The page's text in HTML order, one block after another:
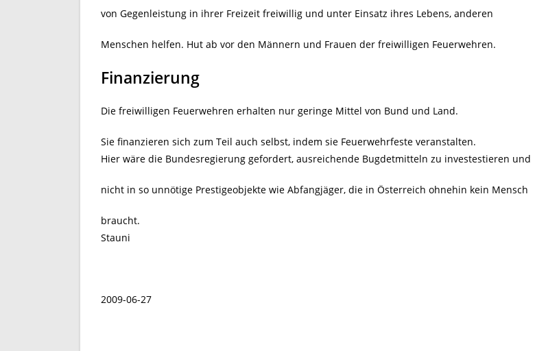
von Gegenleistung in ihrer Freizeit freiwillig und unter Einsatz ihres Lebens, anderen
Menschen helfen. Hut ab vor den Männern und Frauen der freiwilligen Feuerwehren.
Finanzierung
Die freiwilligen Feuerwehren erhalten nur geringe Mittel von Bund und Land.
Sie finanzieren sich zum Teil auch selbst, indem sie Feuerwehrfeste veranstalten.
Hier wäre die Bundesregierung gefordert, ausreichende Bugdetmitteln zu investestieren und
nicht in so unnötige Prestigeobjekte wie Abfangjäger, die in Österreich ohnehin kein Mensch
braucht.
Stauni
2009-06-27